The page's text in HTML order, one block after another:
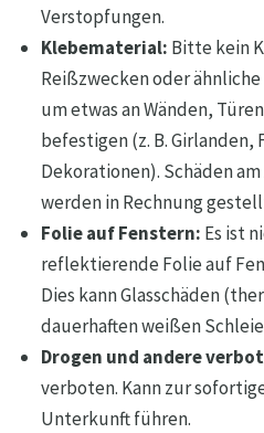
Verstopfungen.
Klebematerial: Bitte kein
Reißzwecken oder
um etwas an Wänden,
befestigen (z. B.
Dekorationen). Schäden
werden in Rechnung
Folie auf Fenstern: Es ist
reflektierende Folie auf
Dies kann Glasschäden
dauerhaften weißen
Drogen und andere
verboten. Kann zur
Unterkunft führen.